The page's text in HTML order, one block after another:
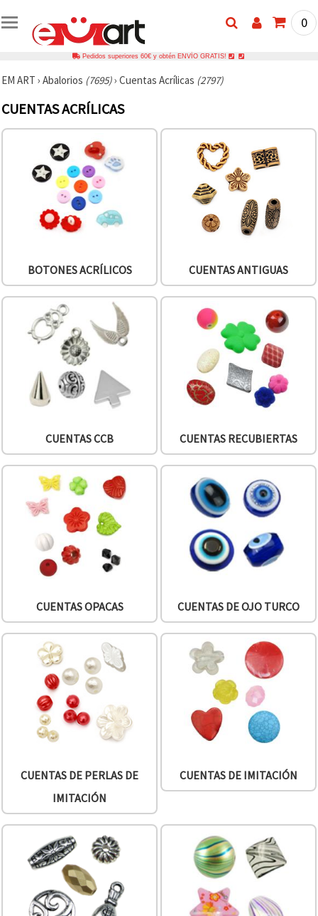
0
Pedidos superiores 60€ y obtén ENVÍO GRATIS!
EM ART › Abalorios (7695)› Cuentas Acrílicas (2797)
CUENTAS ACRÍLICAS
BOTONES ACRÍLICOS CUENTAS ANTIGUAS
CUENTAS CCB CUENTAS RECUBIERTAS
CUENTAS OPACAS CUENTAS DE OJO TURCO
CUENTAS DE PERLAS DE
IMITACIÓN
CUENTAS DE IMITACIÓN